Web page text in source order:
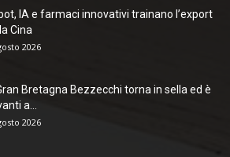
IA e farmaci innovativi trainano l’export
Cina
2026
Bretagna Bezzecchi torna in sella ed è
a...
2026